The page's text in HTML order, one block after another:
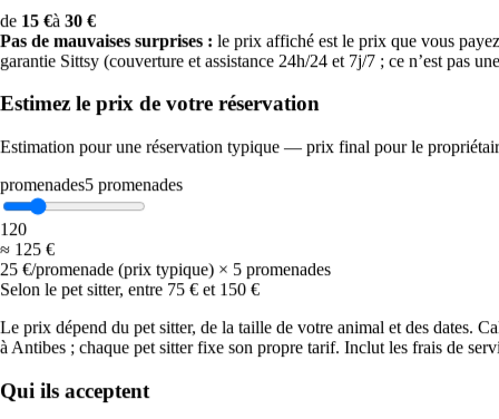
avec le dos de la main : si vous ne pouvez pas la laisser 5 secondes,
cela brûle leurs coussinets. Eau fraîche en permanence et
surveillance accrue des races brachycéphales, des chiots et des
Décalez les promenades tôt le matin et en soirée, cherchez l’ombre
et emportez de l’eau. Évitez les exercices intenses en plein soleil.
Qualité de l’air et promenades à Antibes
La qualité de l’air se dégrade ces jours-ci à Antibes : elle atteint
« mauvaise » (indice 67).L’ozone augmente avec la chaleur estivale
quand le soleil est le plus fort.
(Open-Meteo) ; mis à jour quotidiennement.
de 15 €à 30 €
Pas de mauvaises surprises : le prix affiché est le prix que vous
garantie Sittsy (couverture et assistance 24h/24 et 7j/7 ; ce n’est pas
Estimez le prix de votre réservation
Estimation pour une réservation typique — prix final pour le
promenades5 promenades
1 20
≈ 125 €
25 €/promenade (prix typique) × 5 promenades
Selon le pet sitter, entre 75 € et 150 €
Le prix dépend du pet sitter, de la taille de votre animal et des dates.
à Antibes ; chaque pet sitter fixe son propre tarif. Inclut les frais de
Qui ils acceptent